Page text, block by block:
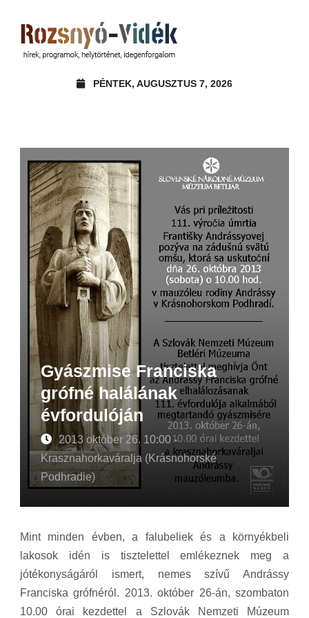
PÉNTEK, AUGUSZTUS 7, 2026
Gyászmise Franciska
grófné halálának
évfordulóján
2013 október 26. 10:00 -
Krasznahorkaváralja (Krásnohorské
Podhradie)
Mint minden évben, a falubeliek és a környékbeli
lakosok idén is tisztelettel emlékeznek meg a
jótékonyságáról ismert, nemes szívű Andrássy
Franciska grófnéról. 2013. október 26-án, szombaton
10.00 órai kezdettel a Szlovák Nemzeti Múzeum